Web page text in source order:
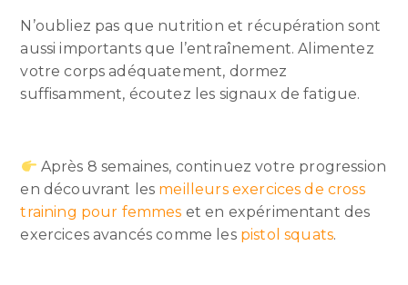
N’oubliez pas que nutrition et récupération sont
aussi importants que l’entraînement. Alimentez
votre corps adéquatement, dormez
suffisamment, écoutez les signaux de fatigue.
Après 8 semaines, continuez votre progression
en découvrant les meilleurs exercices de cross
training pour femmes et en expérimentant des
exercices avancés comme les pistol squats.